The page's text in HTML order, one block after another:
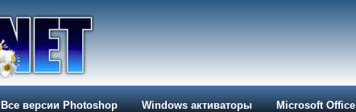
Все версии Photoshop Windows активаторы Microsoft Office